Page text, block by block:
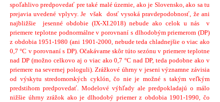
spoľahlivo predpovedať pre také malé územie, ako je Slovensko, ako sa tu
prejavia uvedené vplyvy. Je však dosť vysoká pravdepodobnosť, že ani
najbližšie jesenné obdobie (IX-XI.2018) nebude ako celok u nás v
priemere teplotne podnormálne v porovnaní s dlhodobým priemerom (DP)
z obdobia 1951-1980 (ani 1901-2000, nebude teda chladnejšie o viac ako
0,7 °C v porovnaní s DP). Očakávame skôr túto sezónu v priemere teplotne
nad DP (možno celkovo aj o viac ako 0,7 °C nad DP, teda podobne ako v
priemere na severnej pologuli). Zrážkové úhrny v jeseni významne závisia
od výskytu stredomorských cyklón, čo nie je možné s takým veľkým
predstihom predpovedať. Modelové výhľady ale predpokladajú o málo
nižšie úhrny zrážok ako je dlhodobý priemer z obdobia 1901-1990, čo